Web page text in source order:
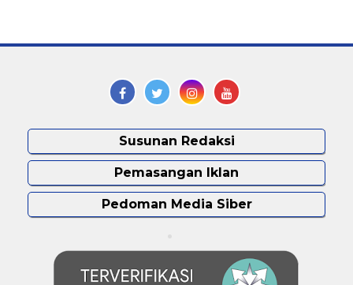
Susunan Redaksi
Pemasangan Iklan
Pedoman Media Siber